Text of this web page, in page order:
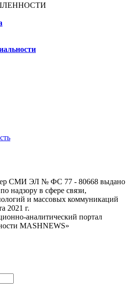
СМИ ЭЛ № ФС 77 - 80668 выдано
надзору в сфере связи,
и массовых коммуникаций
2021 г.
аналитический портал
MASHNEWS»